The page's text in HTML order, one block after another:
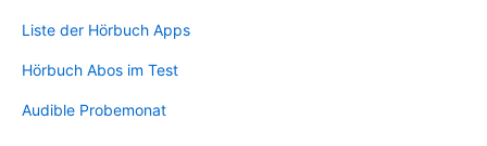
Liste der Hörbuch Apps
Hörbuch Abos im Test
Audible Probemonat